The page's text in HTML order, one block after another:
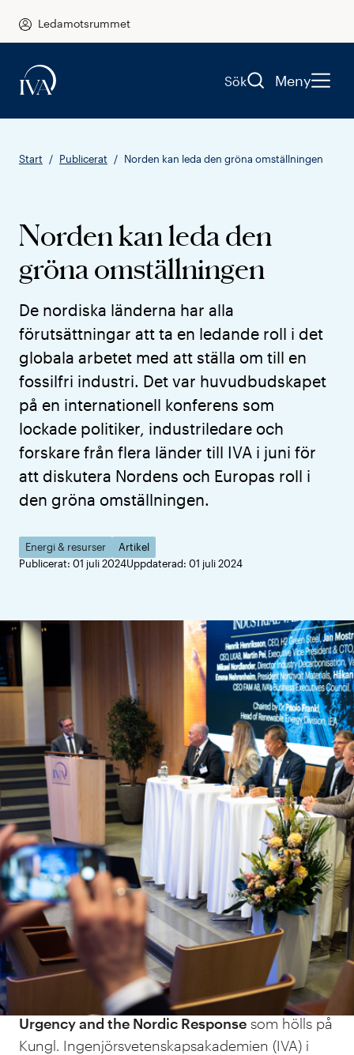
Ledamotsrummet
Sök Meny
Start Publicerat Norden kan leda den gröna omställningen
Norden kan leda den
gröna omställningen
De nordiska länderna har alla
förutsättningar att ta en ledande roll i det
globala arbetet med att ställa om till en
fossilfri industri. Det var huvudbudskapet
på en internationell konferens som
lockade politiker, industriledare och
forskare från flera länder till IVA i juni för
att diskutera Nordens och Europas roll i
den gröna omställningen.
Energi & resurser
Artikel
Publicerat: 01 juli 2024Uppdaterad: 01 juli 2024
Med sitt politiska och industriella
ledarskap kan de nordiska länderna
spela en avgörande roll och utgöra en
inspiration för andra att följa och
arbeta efter.
Den hälsningen skickade det internationella
energiorganets IEAs högste chef, Fatih Birol till
deltagarna på högnivåkonferensen
Climate
Urgency and the Nordic Response som hölls på
Kungl. Ingenjörsvetenskapsakademien (IVA) i